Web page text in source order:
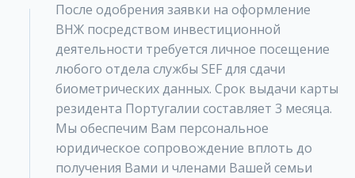
После одобрения заявки на оформление
ВНЖ посредством инвестиционной
деятельности требуется личное посещение
любого отдела службы SEF для сдачи
биометрических данных. Срок выдачи карты
резидента Португалии составляет 3 месяца.
Мы обеспечим Вам персональное
юридическое сопровождение вплоть до
получения Вами и членами Вашей семьи